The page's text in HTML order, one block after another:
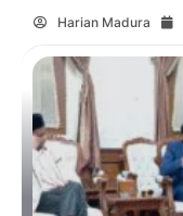
Harian Madura